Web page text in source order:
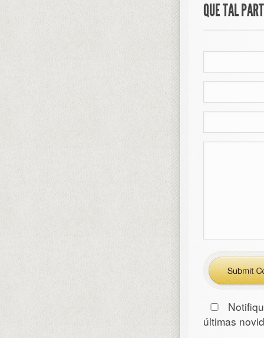
QUE TAL
últimas